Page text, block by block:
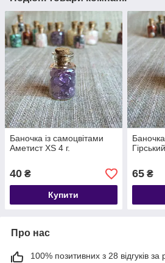
Баночка із самоцвітами
Аметист XS 4 г.
40 ₴
Купити
Баночка
65₴
Про нас
100% позитивних з 28 відгуків за